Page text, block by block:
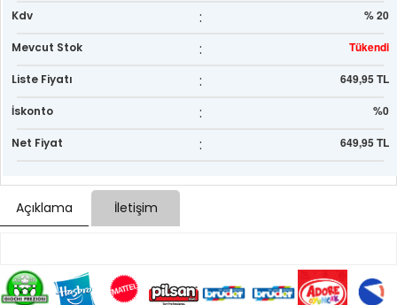
Kdv : % 20
Mevcut Stok : Tükendi
Liste Fiyatı : 649,95 TL
İskonto : %0
Net Fiyat : 649,95 TL
Açıklama İletişim